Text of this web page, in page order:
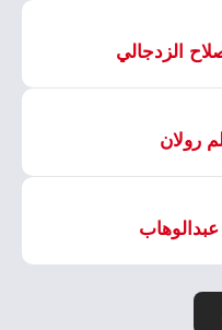
الزدجالي
رولان
عبدالوهاب